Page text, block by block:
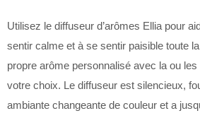
Utilisez le diffuseur d’arômes Ellia pour
sentir calme et à se sentir paisible toute
propre arôme personnalisé avec la ou
votre choix. Le diffuseur est silencieux,
ambiante changeante de couleur et a